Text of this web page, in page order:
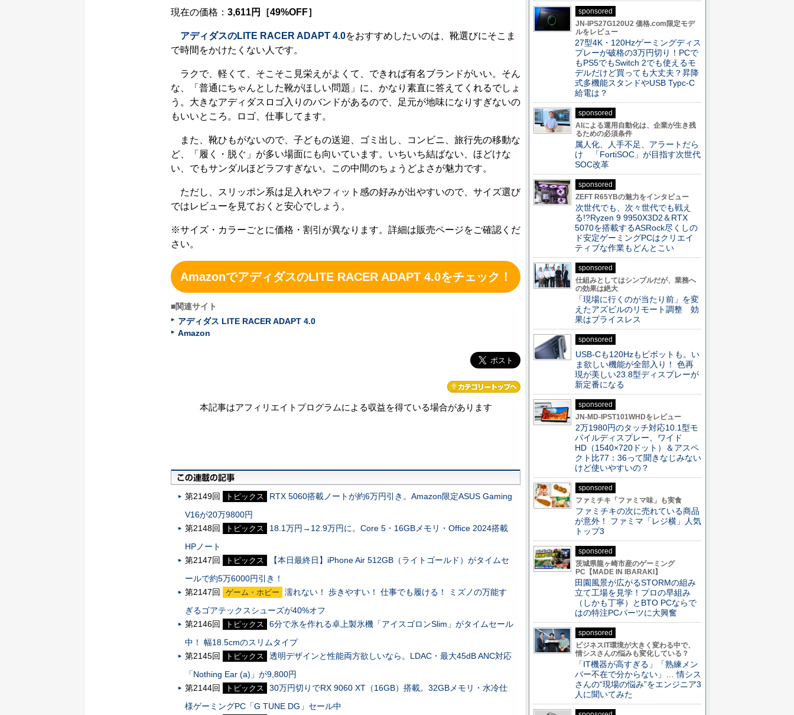
現在の価格： 3,611円［49%OFF］
アディダスのLITE RACER ADAPT 4.0をおすすめしたいのは、靴選びにそこま
で時間をかけたくない人です。
ラクで、軽くて、そこそこ見栄えがよくて、できれば有名ブランドがいい。そん
な、「普通にちゃんとした靴がほしい問題」に、かなり素直に答えてくれるでしょ
う。大きなアディダスロゴ入りのバンドがあるので、足元が地味になりすぎないの
もいいところ。ロゴ、仕事してます。
また、靴ひもがないので、子どもの送迎、ゴミ出し、コンビニ、旅行先の移動な
ど、「履く・脱ぐ」が多い場面にも向いています。いちいち結ばない、ほどけな
い、でもサンダルほどラフすぎない。この中間のちょうどよさが魅力です。
ただし、スリッポン系は足入れやフィット感の好みが出やすいので、サイズ選び
ではレビューを見ておくと安心でしょう。
※サイズ・カラーごとに価格・割引が異なります。詳細は販売ページをご確認くだ
さい。
AmazonでアディダスのLITE RACER ADAPT 4.0をチェック！
■関連サイト
アディダス LITE RACER ADAPT 4.0
Amazon
本記事はアフィリエイトプログラムによる収益を得ている場合があります
第2149回 トピックス
RTX 5060搭載ノートが約6万円引き。Amazon限定ASUS Gaming
V16が20万9800円
第2148回
トピックス
18.1万円→12.9万円に。Core 5・16GBメモリ・Office 2024搭載
HPノート
第2147回
トピックス
【本日最終日】iPhone Air 512GB（ライトゴールド）がタイムセ
ールで約5万6000円引き！
第2147回
ゲーム・ホビー
濡れない！ 歩きやすい！ 仕事でも履ける！ ミズノの万能す
ぎるゴアテックスシューズが40%オフ
第2146回
トピックス
6分で氷を作れる卓上製氷機「アイスゴロンSlim」がタイムセール
中！ 幅18.5cmのスリムタイプ
第2145回
トピックス
透明デザインと性能両方欲しいなら。LDAC・最大45dB ANC対応
「Nothing Ear (a)」が9,800円
第2144回
トピックス
30万円切りでRX 9060 XT（16GB）搭載。32GBメモリ・水冷仕
様ゲーミングPC「G TUNE DG」セール中
sponsored
JN-IPS27G120U2 価格.com限定モデ
ルをレビュー
27型4K・120Hzゲーミングディス
プレーが破格の3万円切り！PCで
もPS5でもSwitch 2でも使えるモ
デルだけど買っても大丈夫？昇降
式多機能スタンドやUSB Typc-C
給電は？
sponsored
AIによる運用自動化は、企業が生き残
るための必須条件
属人化、人手不足、アラートだら
け 「FortiSOC」が目指す次世代
SOC改革
sponsored
ZEFT R65YBの魅力をインタビュー
次世代でも、次々世代でも戦え
る!?Ryzen 9 9950X3D2＆RTX
5070を搭載するASRock尽くしの
ド安定ゲーミングPCはクリエイ
ティブな作業もどんとこい
sponsored
仕組みとしてはシンプルだが、業務へ
の効果は絶大
「現場に行くのが当たり前」を変
えたアズビルのリモート調整 効
果はプライスレス
sponsored
USB-Cも120Hzもピボットも。い
ま欲しい機能が全部入り！ 色再
現が美しい23.8型ディスプレーが
新定番になる
sponsored
JN-MD-IPST101WHDをレビュー
2万1980円のタッチ対応10.1型モ
バイルディスプレー、ワイド
HD（1540×720ドット）＆アスペ
クト比77：36って聞きなじみない
けど使いやすいの？
sponsored
ファミチキ「ファミマ味」も実食
ファミチキの次に売れている商品
が意外！ ファミマ「レジ横」人気
トップ3
sponsored
茨城県龍ヶ崎市産のゲーミング
PC【MADE IN IBARAKI】
田園風景が広がるSTORMの組み
立て工場を見学！プロの早組み
（しかも丁寧）とBTO PCならで
はの特注PCパーツに大興奮
sponsored
ビジネスIT環境が大きく変わる中で、
情シスさんの悩みも変化している？
「IT機器が高すぎる」「熟練メン
バー不在で分からない」… 情シス
さんの“現場の悩み”をエンジニア3
人に聞いてみた